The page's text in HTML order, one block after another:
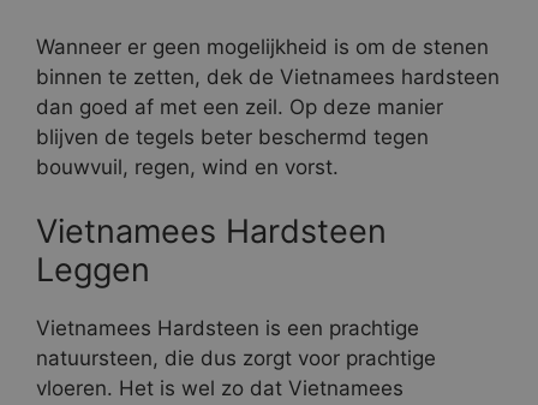
Wanneer er geen mogelijkheid is om de stenen
binnen te zetten, dek de Vietnamees hardsteen
dan goed af met een zeil. Op deze manier
blijven de tegels beter beschermd tegen
bouwvuil, regen, wind en vorst.
Vietnamees Hardsteen
Leggen
Vietnamees Hardsteen is een prachtige
natuursteen, die dus zorgt voor prachtige
vloeren. Het is wel zo dat Vietnamees